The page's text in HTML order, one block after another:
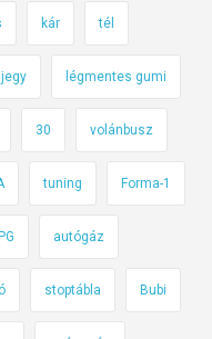
kár tél
légmentes gumi
30 volánbusz
tuning Forma-1
autógáz
stoptábla Bubi